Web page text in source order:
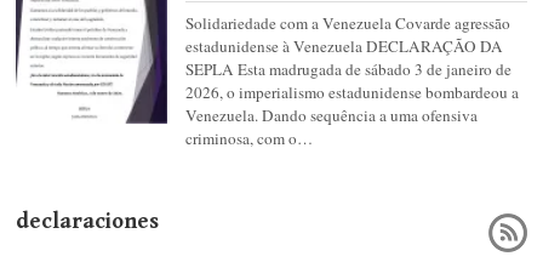
Solidariedade com a Venezuela Covarde agressão
estadunidense à Venezuela DECLARAÇÃO DA
SEPLA Esta madrugada de sábado 3 de janeiro de
2026, o imperialismo estadunidense bombardeou a
Venezuela. Dando sequência a uma ofensiva
criminosa, com o…
declaraciones